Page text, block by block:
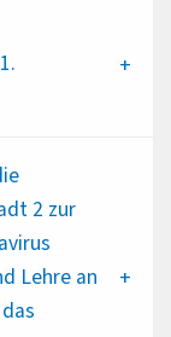
2 zur
Lehre an